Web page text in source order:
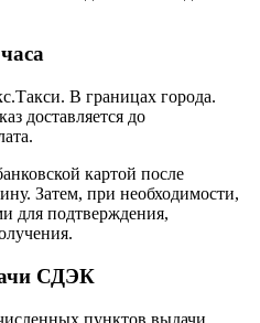
В границах города.
доставляется до
картой после
Затем, при необходимости,
для подтверждения,
СДЭК
пунктов выдачи